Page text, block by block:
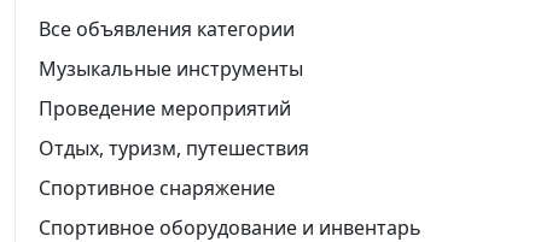
Все объявления категории
Музыкальные инструменты
Проведение мероприятий
Отдых, туризм, путешествия
Спортивное снаряжение
Спортивное оборудование и инвентарь